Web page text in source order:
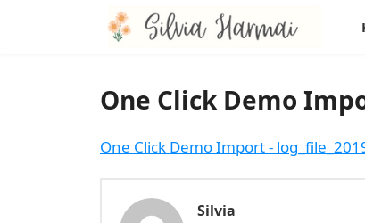
One Click Demo
One Click Demo Import -
Silvia